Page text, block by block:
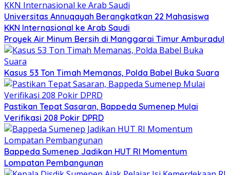
Universitas Annuqayah Berangkatkan 22 Mahasiswa
KKN Internasional ke Arab Saudi
Proyek Air Minum Bersih di Manggarai Timur Amburadul
Kasus 53 Ton Timah Memanas, Polda Babel Buka Suara
Pastikan Tepat Sasaran, Bappeda Sumenep Mulai
Verifikasi 208 Pokir DPRD
Bappeda Sumenep Jadikan HUT RI Momentum
Lompatan Pembangunan